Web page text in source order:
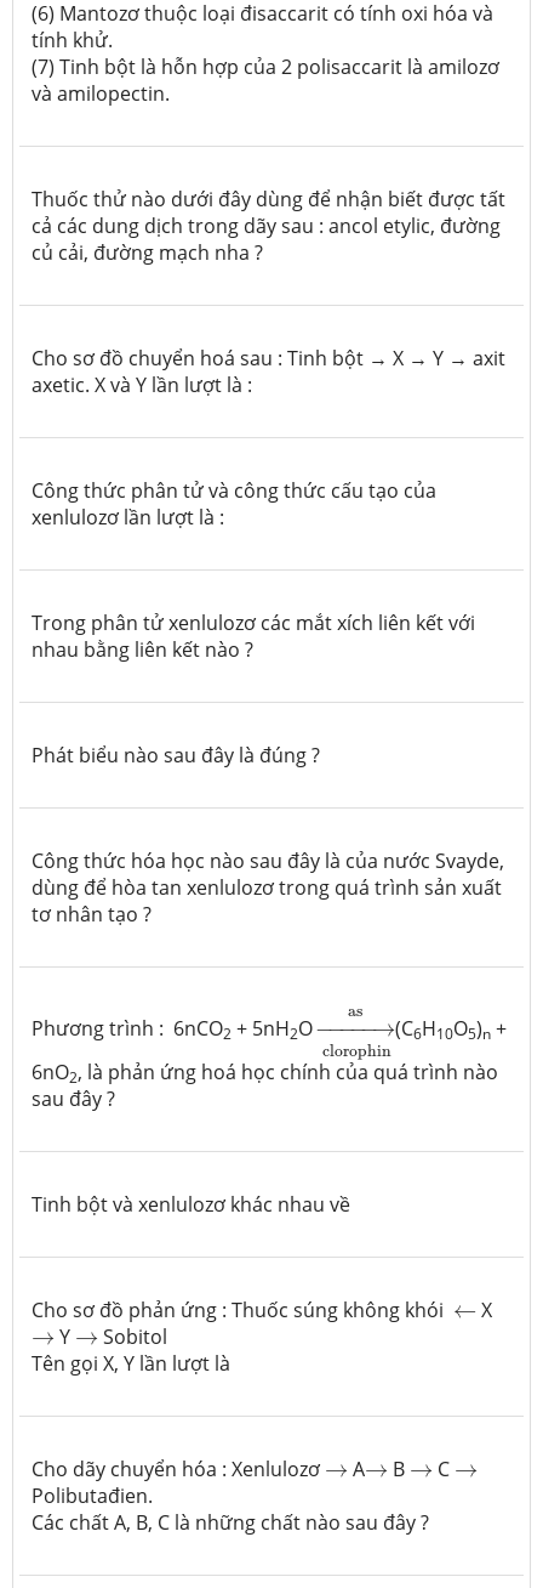
(6) Mantozơ thuộc loại đisaccarit có tính oxi hóa và
tính khử.
(7) Tinh bột là hỗn hợp của 2 polisaccarit là amilozơ
và amilopectin.
Thuốc thử nào dưới đây dùng để nhận biết được tất
cả các dung dịch trong dãy sau : ancol etylic, đường
củ cải, đường mạch nha ?
Cho sơ đồ chuyển hoá sau : Tinh bột → X → Y → axit
axetic. X và Y lần lượt là :
Công thức phân tử và công thức cấu tạo của
xenlulozơ lần lượt là :
Trong phân tử xenlulozơ các mắt xích liên kết với
nhau bằng liên kết nào ?
Phát biểu nào sau đây là đúng ?
Công thức hóa học nào sau đây là của nước Svayde,
dùng để hòa tan xenlulozơ trong quá trình sản xuất
tơ nhân tạo ?
Phương trình : 6nCO2 + 5nH2O
as
−−−−−→
clorophin
clorophin
(C6H10O5)n +
6nO2, là phản ứng hoá học chính của quá trình nào
sau đây ?
Tinh bột và xenlulozơ khác nhau về
Cho sơ đồ phản ứng : Thuốc súng không khói ←
← X
→
→ Y →
→ Sobitol
Tên gọi X, Y lần lượt là
Cho dãy chuyển hóa : Xenlulozơ →
→ A→
→ B →
→ C →
→
Polibutađien.
Các chấtA, B, C là những chất nào sau đây ?